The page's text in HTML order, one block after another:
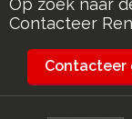
Op zoek naar
Contacteer
Contacteer